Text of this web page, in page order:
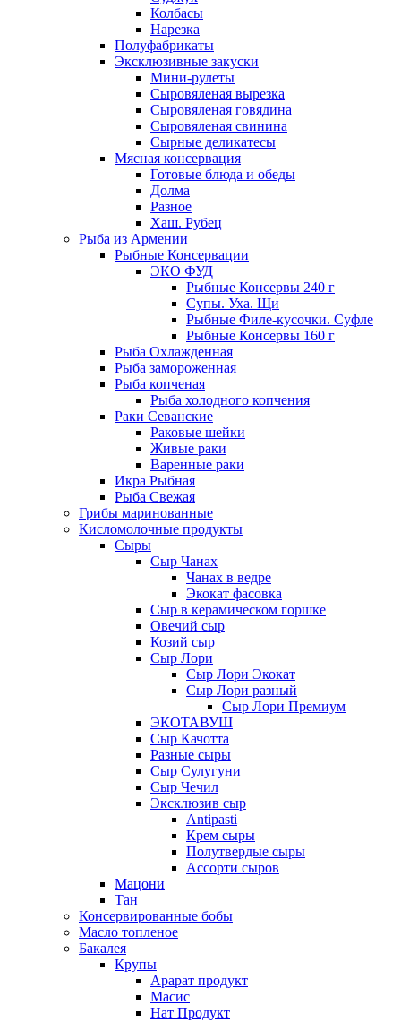
Колбасы
Нарезка
Полуфабрикаты
Эксклюзивные закуски
Мини-рулеты
Сыровяленая вырезка
Сыровяленая говядина
Сыровяленая свинина
Сырные деликатесы
Мясная консервация
Готовые блюда и обеды
Долма
Разное
Хаш. Рубец
Рыба из Армении
Рыбные Консервации
ЭКО ФУД
Рыбные Консервы 240 г
Супы. Уха. Щи
Рыбные Филе-кусочки. Суфле
Рыбные Консервы 160 г
Рыба Охлажденная
Рыба замороженная
Рыба копченая
Рыба холодного копчения
Раки Севанские
Раковые шейки
Живые раки
Варенные раки
Икра Рыбная
Рыба Свежая
Грибы маринованные
Кисломолочные продукты
Сыры
Сыр Чанах
Чанах в ведре
Экокат фасовка
Сыр в керамическом горшке
Овечий сыр
Козий сыр
Сыр Лори
Сыр Лори Экокат
Сыр Лори разный
Сыр Лори Премиум
ЭКОТАВУШ
Сыр Качотта
Разные сыры
Сыр Сулугуни
Сыр Чечил
Эксклюзив сыр
Antipasti
Крем сыры
Полутвердые сыры
Ассорти сыров
Мацони
Тан
Консервированные бобы
Масло топленое
Бакалея
Крупы
Арарат продукт
Масис
Нат Продукт